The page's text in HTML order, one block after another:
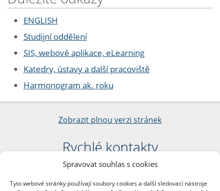
Spravovat souhlas s cookies
Tyto webové stránky používají soubory cookies a další sledovací nástroje
ENGLISH
Studijní oddělení
SIS, webové aplikace, eLearning
Katedry, ústavy a další pracoviště
Harmonogram ak. roku
Zobrazit plnou verzi stránek
Rychlé kontakty
Filozofická fakulta
nám. Jana Palacha 1/2